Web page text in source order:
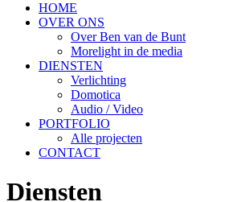
HOME
OVER ONS
Over Ben van de Bunt
Morelight in de media
DIENSTEN
Verlichting
Domotica
Audio / Video
PORTFOLIO
Alle projecten
CONTACT
Diensten